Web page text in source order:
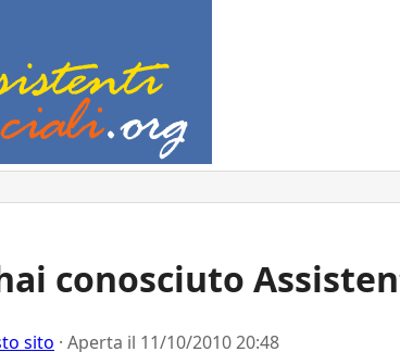
conosciuto
sito · Aperta il 11/10/2010 20:48